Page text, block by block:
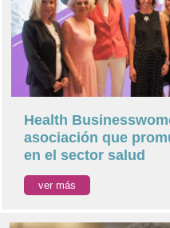
Health
asociación que
en el sector salud
ver más